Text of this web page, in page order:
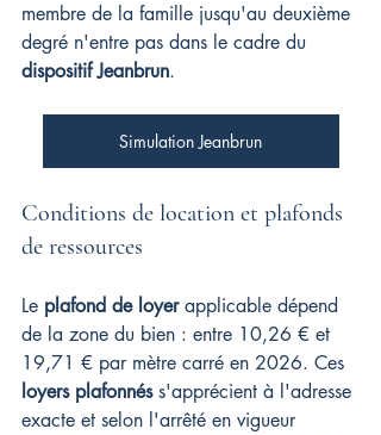
membre de la famille jusqu'au deuxième
degré n'entre pas dans le cadre du
dispositif Jeanbrun.
Simulation Jeanbrun
Conditions de location et plafonds
de ressources
Le plafond de loyer applicable dépend
de la zone du bien : entre 10,26 € et
19,71 € par mètre carré en 2026. Ces
loyers plafonnés s'apprécient à l'adresse
exacte et selon l'arrêté en vigueur